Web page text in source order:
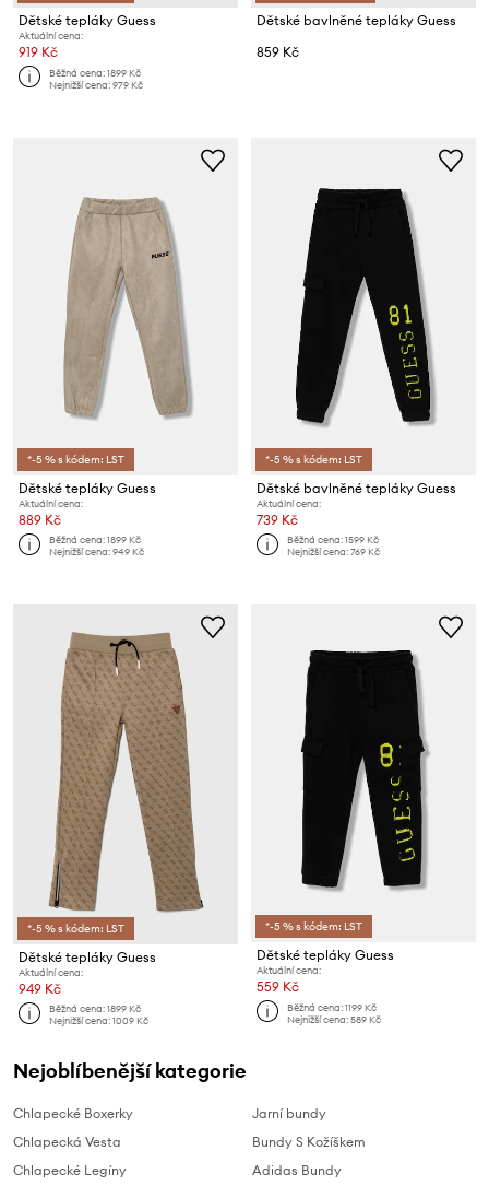
Dětské tepláky Guess
Aktuální cena:
919 Kč
Běžná cena:1899 Kč
Nejnižší cena:979 Kč
Dětské bavlněné tepláky Guess
859 Kč
*-5 % s kódem: LST
Dětské tepláky Guess
Aktuální cena:
889 Kč
Běžná cena:1899 Kč
Nejnižší cena:949 Kč
*-5 % s kódem: LST
Dětské bavlněné tepláky Guess
Aktuální cena:
739 Kč
Běžná cena:1599 Kč
Nejnižší cena:769 Kč
*-5 % s kódem: LST
Dětské tepláky Guess
Aktuální cena:
949 Kč
Běžná cena:1899 Kč
Nejnižší cena:1009 Kč
*-5 % s kódem: LST
Dětské tepláky Guess
Aktuální cena:
559 Kč
Běžná cena:1199 Kč
Nejnižší cena:589 Kč
Nejoblíbenější kategorie
Chlapecké Boxerky
Chlapecká Vesta
Chlapecké Legíny
Jarní bundy
Bundy S Kožíškem
Adidas Bundy